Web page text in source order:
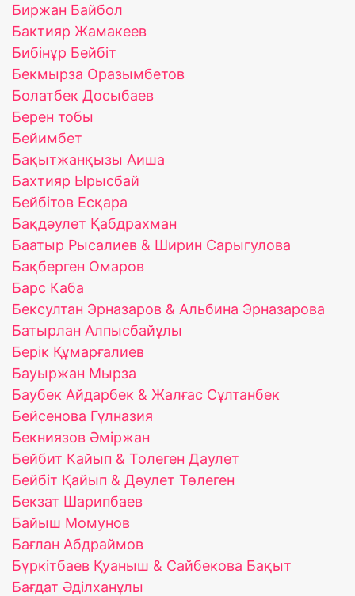
Биржан Байбол
Бактияр Жамакеев
Бибінұр Бейбіт
Бекмырза Оразымбетов
Болатбек Досыбаев
Берен тобы
Бейимбет
Бақытжанқызы Аиша
Бахтияр Ырысбай
Бейбітов Есқара
Бақдәулет Қабдрахман
Баатыр Рысалиев & Ширин Сарыгулова
Бақберген Омаров
Барс Каба
Бексултан Эрназаров & Альбина Эрназарова
Батырлан Алпысбайұлы
Берік Құмарғалиев
Бауыржан Мырза
Баубек Айдарбек & Жалғас Сұлтанбек
Бейсенова Гүлназия
Бекниязов Әміржан
Бейбит Кайып & Толеген Даулет
Бейбіт Қайып & Дәулет Төлеген
Бекзат Шарипбаев
Байыш Момунов
Бағлан Абдраймов
Бүркітбаев Қуаныш & Сайбекова Бақыт
Бағдат Әділханұлы